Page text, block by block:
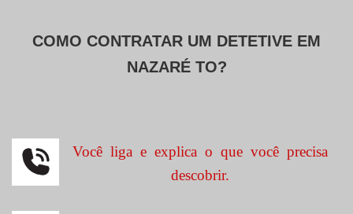
COMO CONTRATAR UM DETETIVE EM
NAZARÉ TO?
Você liga e explica o que você precisa
descobrir.